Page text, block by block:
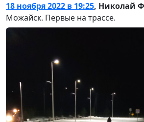
18 ноября 2022 в 19:25, Николай
Можайск. Первые на трассе.